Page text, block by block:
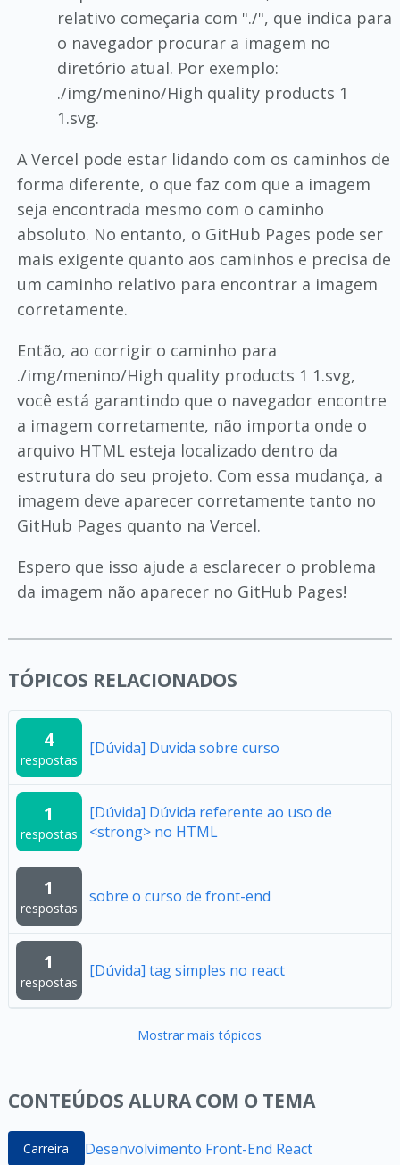
relativo começaria com "./", que indica para
o navegador procurar a imagem no
diretório atual. Por exemplo:
./img/menino/High quality products 1
1.svg.
A Vercel pode estar lidando com os caminhos de
forma diferente, o que faz com que a imagem
seja encontrada mesmo com o caminho
absoluto. No entanto, o GitHub Pages pode ser
mais exigente quanto aos caminhos e precisa de
um caminho relativo para encontrar a imagem
corretamente.
Então, ao corrigir o caminho para
./img/menino/High quality products 1 1.svg,
você está garantindo que o navegador encontre
a imagem corretamente, não importa onde o
arquivo HTML esteja localizado dentro da
estrutura do seu projeto. Com essa mudança, a
imagem deve aparecer corretamente tanto no
GitHub Pages quanto na Vercel.
Espero que isso ajude a esclarecer o problema
da imagem não aparecer no GitHub Pages!
TÓPICOS RELACIONADOS
4
respostas
[Dúvida] Duvida sobre curso
1
respostas
[Dúvida] Dúvida referente ao uso de
<strong> no HTML
1
respostas
sobre o curso de front-end
1
respostas
[Dúvida] tag simples no react
Mostrar mais tópicos
CONTEÚDOS ALURA COM O TEMA
Carreira Desenvolvimento Front-End React